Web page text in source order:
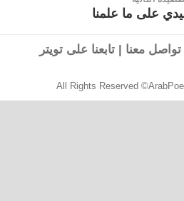
على ما علمنا
|تواصل معنا |تابعنا على تويتر
All Rights Reserved